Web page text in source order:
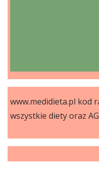
www.medidieta.pl kod
wszystkie diety oraz